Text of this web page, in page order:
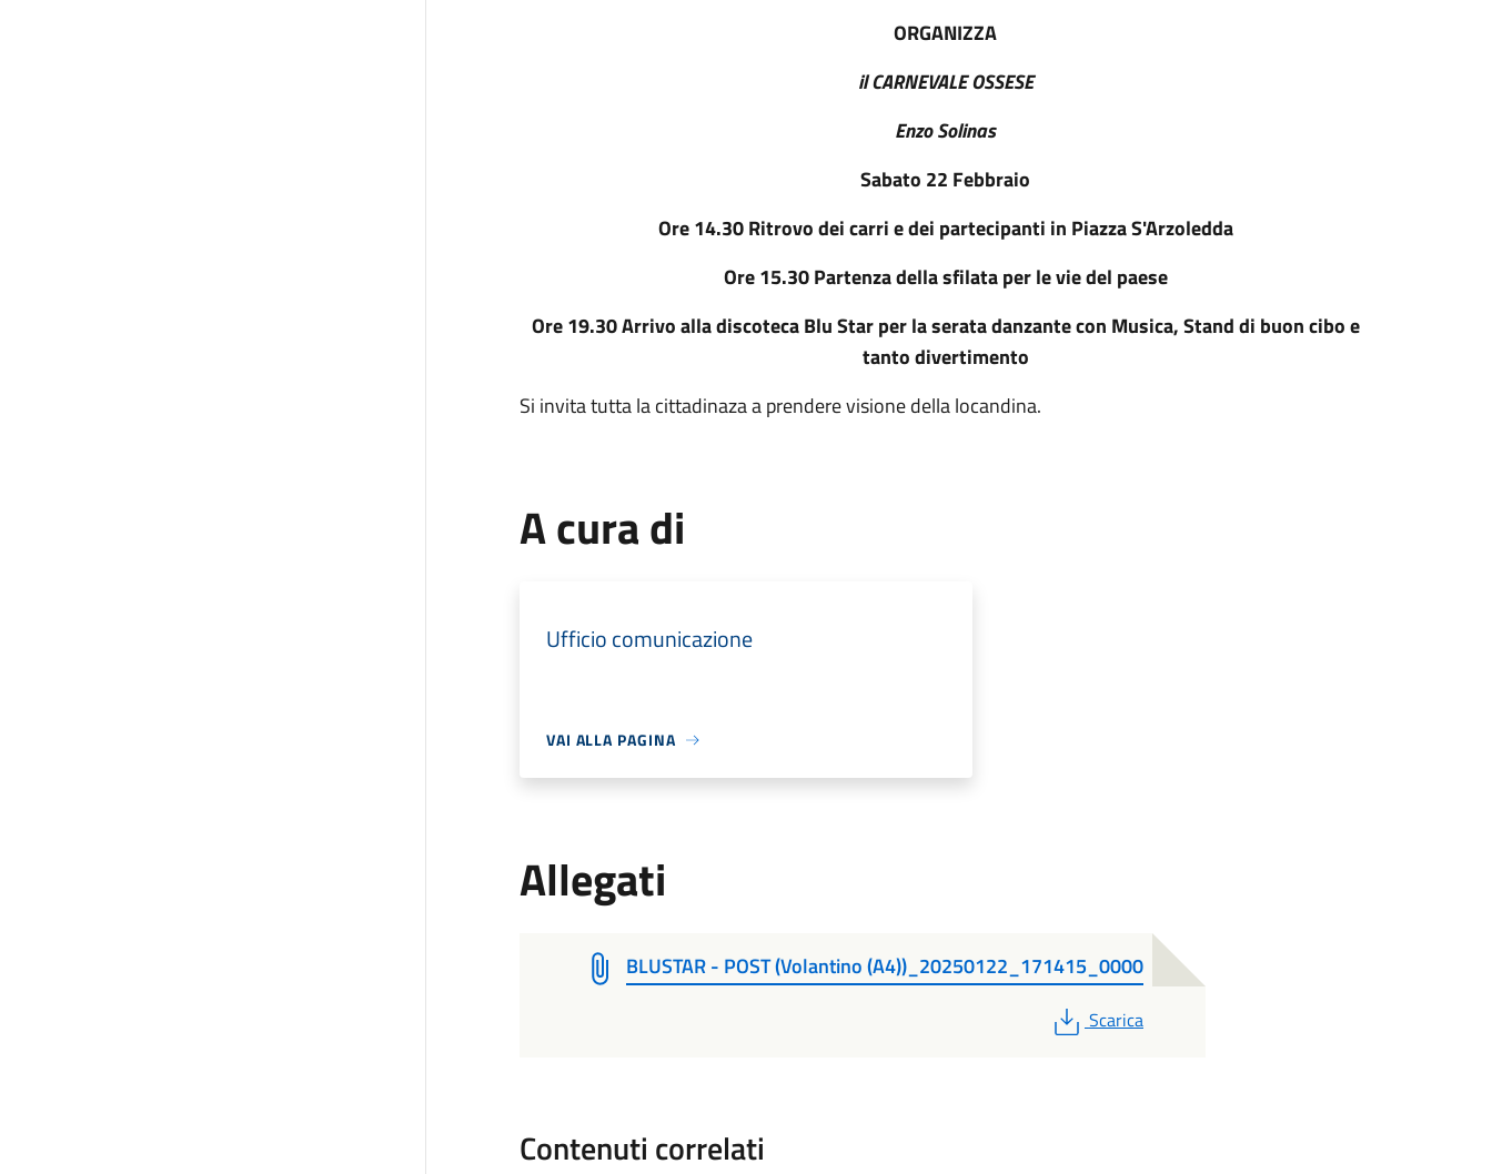
ORGANIZZA
il CARNEVALE OSSESE
Enzo Solinas
Sabato 22 Febbraio
Ore 14.30 Ritrovo dei carri e dei partecipanti in Piazza S'Arzoledda
Ore 15.30 Partenza della sfilata per le vie del paese
Ore 19.30 Arrivo alla discoteca Blu Star per la serata danzante con Musica, Stand di buon cibo e
tanto divertimento
Si invita tutta la cittadinaza a prendere visione della locandina.
A cura di
Ufficio comunicazione
VAI ALLA PAGINA
Allegati
BLUSTAR - POST (Volantino (A4))_20250122_171415_0000
PDF
Scarica
Contenuti correlati